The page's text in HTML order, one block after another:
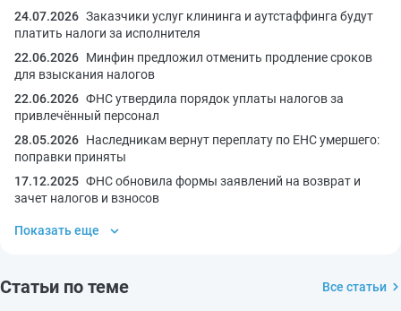
24.07.2026 Заказчики услуг клининга и аутстаффинга будут
платить налоги за исполнителя
22.06.2026 Минфин предложил отменить продление сроков
для взыскания налогов
22.06.2026 ФНС утвердила порядок уплаты налогов за
привлечённый персонал
28.05.2026 Наследникам вернут переплату по ЕНС умершего:
поправки приняты
17.12.2025 ФНС обновила формы заявлений на возврат и
зачет налогов и взносов
Показать еще
Статьи по теме Все статьи